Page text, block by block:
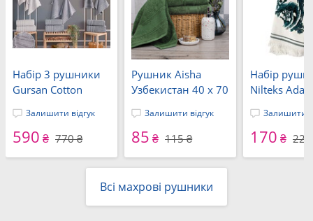
Набір 3 рушники
Gursan Cotton
см, Equal Set Gri
Залишити відгук
590 ₴ 770 ₴
Рушник Aisha
Узбекистан 40 x 70
Залишити відгук
85 ₴ 115 ₴
Набір
Nilteks Ada
40x60 см,
махра з
Залишити
170 ₴
Всі махрові рушники